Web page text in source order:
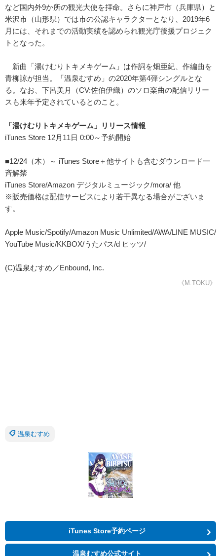
など国内外9か所の観光大使を拝命。さらに神戸市（兵庫県）と
米沢市（山形県）では市の公認キャラクターとなり、2019年6
月には、それまでの活動実績を認められ観光庁後援プロジェク
トとなった。
新曲「湯けむりトキメキゲーム」は作詞を畑亜紀、作編曲を
青柳諒が担当。「温泉むすめ」の2020年第4弾シングルとな
る。なお、下呂美月（CV:佐伯伊織）のソロ楽曲の配信リリー
スも来年予定されているとのこと。
「湯けむりトキメキゲーム」リリース情報
iTunes Store 12月11日 0:00～予約開始
■12/24（⽊）～ iTunes Store＋他サイトも含むダウンロード⼀
⻫解禁
iTunes Store/Amazon デジタルミュージック/mora/ 他
※販売価格は配信サービスにより若⼲異なる場合がございま
す。
Apple Music/Spotify/Amazon Music Unlimited/AWA/LINE MUSIC/
YouTube Music/KKBOX/うたパス/d ヒッツ/
(C)温泉むすめ／Enbound, Inc.
《M.TOKU》
温泉むすめ
iTunes Store予約ページ
温泉むすめ公式サイト